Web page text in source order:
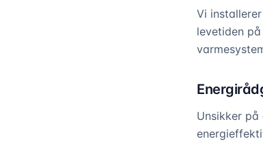
Vi
levetiden
Unsikker på